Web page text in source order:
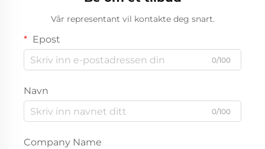
Vår representant vil kontakte deg snart.
Epost
0/100
Navn
0/100
Company Name